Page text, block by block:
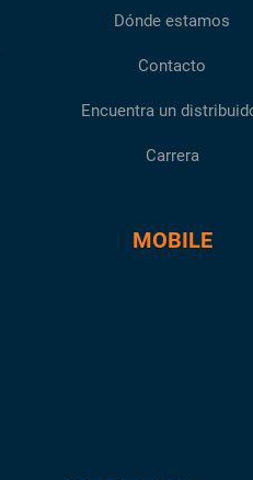
Dónde estamos
Contacto
Encuentra un
Carrera
MOBILE